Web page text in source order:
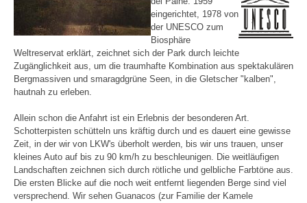
eingerichtet, 1978 von
der UNESCO zum
Biosphäre
Weltreservat erklärt, zeichnet sich der Park durch leichte
Zugänglichkeit aus, um die traumhafte Kombination aus spektakulären
Bergmassiven und smaragdgrüne Seen, in die Gletscher "kalben",
hautnah zu erleben.
Allein schon die Anfahrt ist ein Erlebnis der besonderen Art.
Schotterpisten schütteln uns kräftig durch und es dauert eine gewisse
Zeit, in der wir von LKW's überholt werden, bis wir uns trauen, unser
kleines Auto auf bis zu 90 km/h zu beschleunigen. Die weitläufigen
Landschaften zeichnen sich durch rötliche und gelbliche Farbtöne aus.
Die ersten Blicke auf die noch weit entfernt liegenden Berge sind viel
versprechend. Wir sehen Guanacos (zur Familie der Kamele